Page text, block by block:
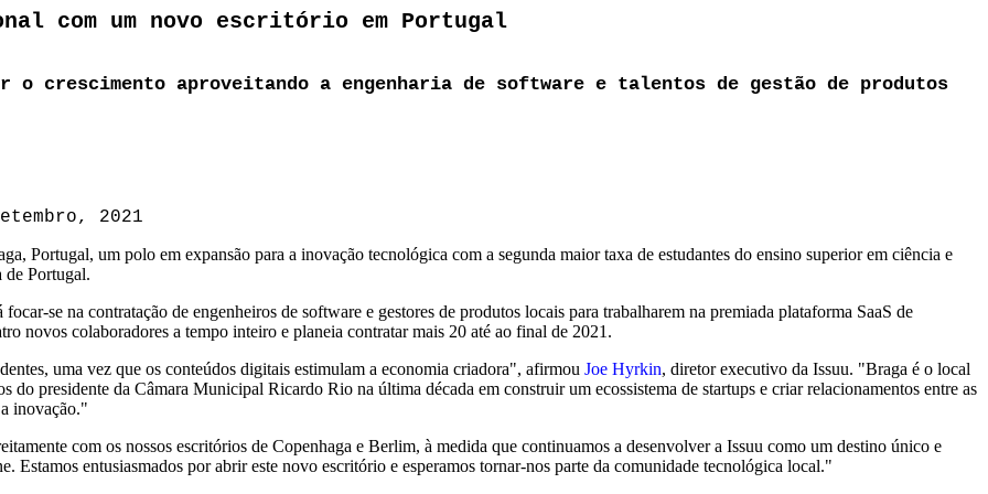
com um novo escritório em Portugal
crescimento aproveitando a engenharia de software e talentos de gestão de produtos
2021
Portugal, um polo em expansão para a inovação tecnológica com a segunda maior taxa de estudantes do ensino superior em ciência e
de Portugal.
se na contratação de engenheiros de software e gestores de produtos locais para trabalharem na premiada plataforma SaaS de
novos colaboradores a tempo inteiro e planeia contratar mais 20 até ao final de 2021.
uma vez que os conteúdos digitais estimulam a economia criadora", afirmou Joe Hyrkin, diretor executivo da Issuu. "Braga é o local
do presidente da Câmara Municipal Ricardo Rio na última década em construir um ecossistema de startups e criar relacionamentos entre as
inovação."
com os nossos escritórios de Copenhaga e Berlim, à medida que continuamos a desenvolver a Issuu como um destino único e
Estamos entusiasmados por abrir este novo escritório e esperamos tornar-nos parte da comunidade tecnológica local."